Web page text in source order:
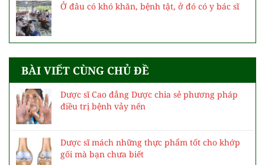
Ở đâu có khó khăn, bệnh tật, ở đó có y bác sĩ
BÀI VIẾT CÙNG CHỦ ĐỀ
Dược sĩ Cao đẳng Dược chia sẻ phương pháp
điều trị bệnh vảy nến
Dược sĩ mách những thực phẩm tốt cho khớp
gối mà bạn chưa biết